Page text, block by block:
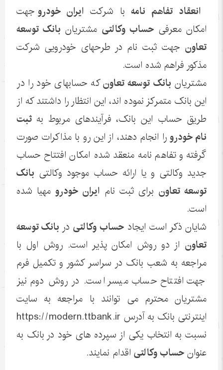
انعقاد تفاهم نامهبا شرکت ایران خودروجهت
امکان معرفیحساب وکالتی مشتریان بانک توسعه
تعاون جهت ثبت نام در طرحهای خودرویی شرکت
مذکور فراهم شده است.
مشتریان بانک توسعه تعاونکه حسابهای خود را در
این بانک متمرکز نموده اند، این انتظار را داشتند که از
طریق حساب این بانک، فرآیندهای مربوط بهثبت
نام خودرورا انجام دهند، از این رو با مذاکرات صورت
گرفته و تفاهم نامه منعقد شده امکان افتتاح حساب
جدید وکالتی و یا ارائه حساب موجود وکالتی بانک
توسعه تعاون برای ثبت نام ایران خودرومهیا شده
است.
شایان ذکر است ایجاد حساب وکالتیدر بانک توسعه
تعاون از دو روش امکان پذیر است. روش اول با
مراجعه به شعب بانک در سراسر کشور و تکمیل فرم
جهت افتتاح حساب میسر است. در روش دوم نیز
مشتریان محترم می توانند با مراجعه به سایت
اینترنتی بانک به آدرس https://modern.ttbank.ir
نسبت به انتخاب یکی از سپرده های خود در بانک به
عنوانحساب وکالتیاقدام نمایند.